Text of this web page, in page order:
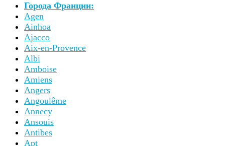
Города Франции:
Agen
Ainhoa
Ajacco
Aix-en-Provence
Albi
Amboise
Amiens
Angers
Angoulême
Annecy
Ansouis
Antibes
Apt